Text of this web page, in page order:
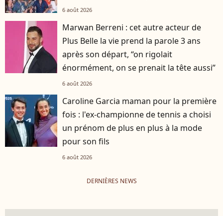
6 août 2026
Marwan Berreni : cet autre acteur de
Plus Belle la vie prend la parole 3 ans
après son départ, “on rigolait
énormément, on se prenait la tête aussi”
6 août 2026
Caroline Garcia maman pour la première
fois : l'ex-championne de tennis a choisi
un prénom de plus en plus à la mode
pour son fils
6 août 2026
DERNIÈRES NEWS